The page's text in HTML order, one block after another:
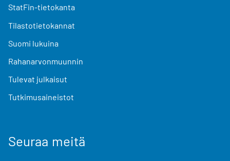
StatFin-tietokanta
Tilastotietokannat
Suomi lukuina
Rahanarvonmuunnin
Tulevat julkaisut
Tutkimusaineistot
Seuraa meitä